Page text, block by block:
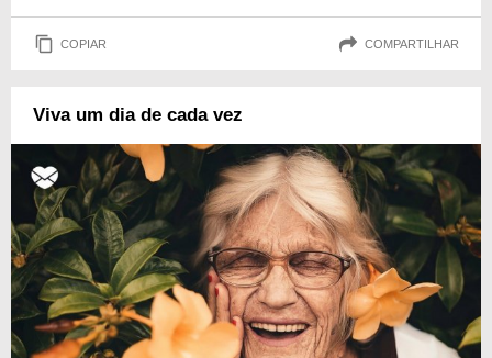
COPIAR COMPARTILHAR
Viva um dia de cada vez